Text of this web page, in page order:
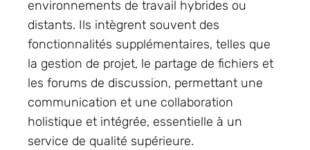
environnements de travail hybrides ou
distants. Ils intègrent souvent des
fonctionnalités supplémentaires, telles que
la gestion de projet, le partage de fichiers et
les forums de discussion, permettant une
communication et une collaboration
holistique et intégrée, essentielle à un
service de qualité supérieure.